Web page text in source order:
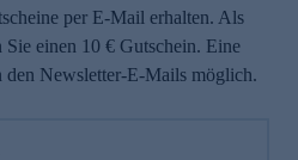
per E-Mail erhalten. Als
Sie einen 10 € Gutschein. Eine
Newsletter-E-Mails möglich.